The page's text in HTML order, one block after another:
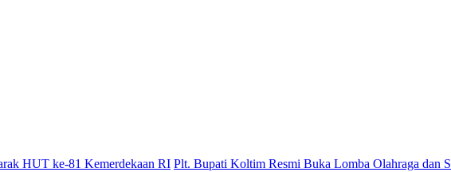
Plt. Bupati Koltim Resmi Buka Lomba Olahraga dan S